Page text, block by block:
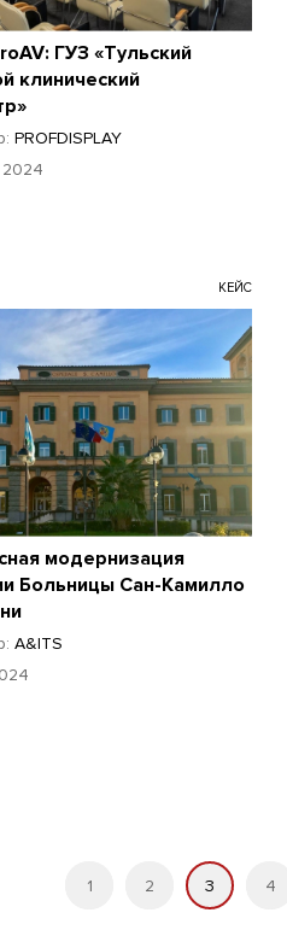
ГУЗ «Тульский
клинический
PROFDISPLAY
2024
КЕЙС
модернизация
Больницы Сан-Камилло
A&ITS
1 2 3 4